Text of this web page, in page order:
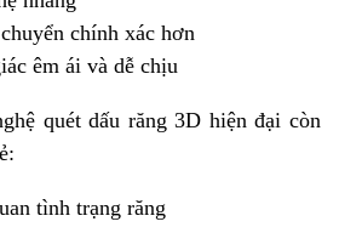
chính xác hơn
êm ái và dễ chịu
quét dấu răng 3D hiện đại còn
tình trạng răng